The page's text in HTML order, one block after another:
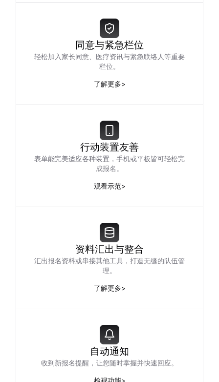
同意与紧急栏位
轻松加入家长同意、医疗资讯与紧急联络人等重要
栏位。
了解更多>
行动装置友善
表单能完美适应各种装置，手机或平板皆可轻松完
成报名。
观看示范>
资料汇出与整合
汇出报名资料或串接其他工具，打造无缝的队伍管
理。
了解更多>
自动通知
收到新报名提醒，让您随时掌握并快速回应。
检视功能>